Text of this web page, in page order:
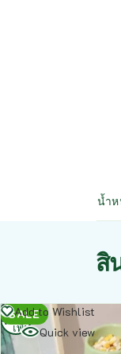
น้ำ
สิ
SALE
Add to Wishlist
Quick view
อ่าน
เพิ่ม